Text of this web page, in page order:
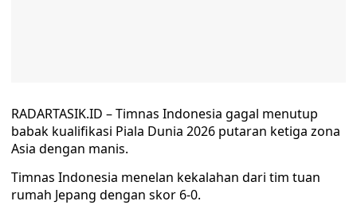
RADARTASIK.ID – Timnas Indonesia gagal menutup
babak kualifikasi Piala Dunia 2026 putaran ketiga zona
Asia dengan manis.
Timnas Indonesia menelan kekalahan dari tim tuan
rumah Jepang dengan skor 6-0.